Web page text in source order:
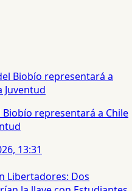
representará a Chile
13:31